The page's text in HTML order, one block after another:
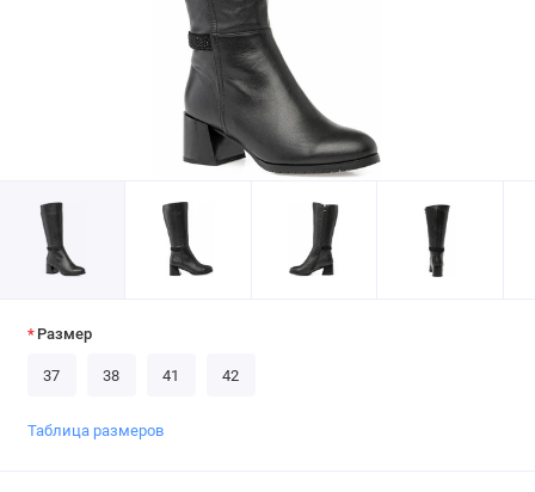
Размер
37 38 41 42
Таблица размеров